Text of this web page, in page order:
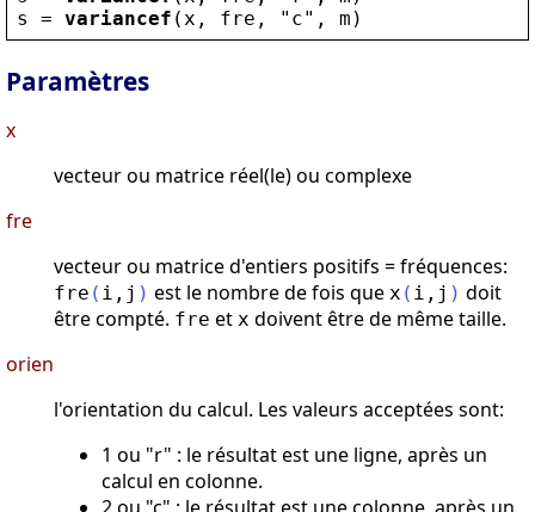
s
= variancef ( x , fre , " c" , m )
Paramètres
x
vecteur ou matrice réel(le) ou complexe
fre
vecteur ou matrice d'entiers positifs = fréquences:
fre ( i , j ) est le nombre de fois que x ( i , j ) doit
être compté. fre et x doivent être de même taille.
orien
l'orientation du calcul. Les valeurs acceptées sont:
1 ou "r" : le résultat est une ligne, après un
calcul en colonne.